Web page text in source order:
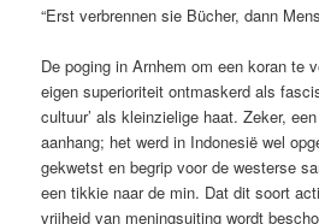
“Erst verbrennen sie Bücher, dann
De poging in Arnhem om een koran te
eigen superioriteit ontmaskerd als
cultuur’ als kleinzielige haat. Zeker,
aanhang; het werd in Indonesië wel
gekwetst en begrip voor de westerse
een tikkie naar de min. Dat dit soort
vrijheid van meningsuiting wordt